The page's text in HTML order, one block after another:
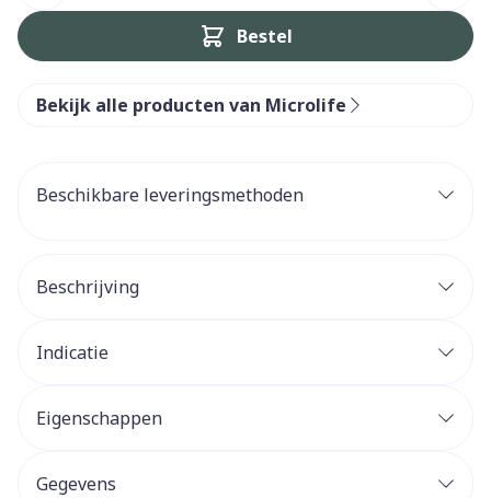
Bestel
Bekijk alle producten van Microlife
Beschikbare leveringsmethoden
Beschrijving
Indicatie
Eigenschappen
Gegevens